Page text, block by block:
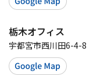
栃木オフィス
宇都宮市西川田6-4-8